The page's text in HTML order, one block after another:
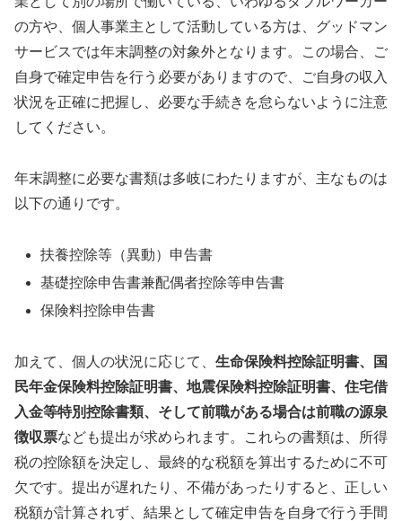
の方や、個人事業主として活動している方は、グッドマン
サービスでは年末調整の対象外となります。この場合、ご
自身で確定申告を行う必要がありますので、ご自身の収入
状況を正確に把握し、必要な手続きを怠らないように注意
してください。
年末調整に必要な書類は多岐にわたりますが、主なものは
以下の通りです。
扶養控除等（異動）申告書
基礎控除申告書兼配偶者控除等申告書
保険料控除申告書
加えて、個人の状況に応じて、 生命保険料控除証明書、国
民年金保険料控除証明書、地震保険料控除証明書、住宅借
入金等特別控除書類、そして前職がある場合は前職の源泉
徴収票なども提出が求められます。これらの書類は、所得
税の控除額を決定し、最終的な税額を算出するために不可
欠です。提出が遅れたり、不備があったりすると、正しい
税額が計算されず、結果として確定申告を自身で行う手間